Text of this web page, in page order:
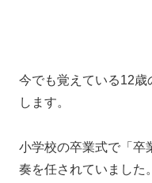
今でも覚えている12歳
します。
小学校の卒業式で 「
奏を任されていました。